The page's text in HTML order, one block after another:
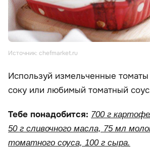
Источник: chefmarket.ru
Используй измельченные
соку или любимый томатный
Тебе понадобится: 700 г
50 г сливочного масла, 75 мл
томатного соуса, 100 г сыра.